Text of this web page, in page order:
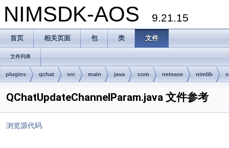
NIMSDK-AOS 9.21.15
首页 相关页面 包 类 文件
文件列表
plugins qchat src main java com netease nimlib
QChatUpdateChannelParam.java 文件参考
浏览源代码.